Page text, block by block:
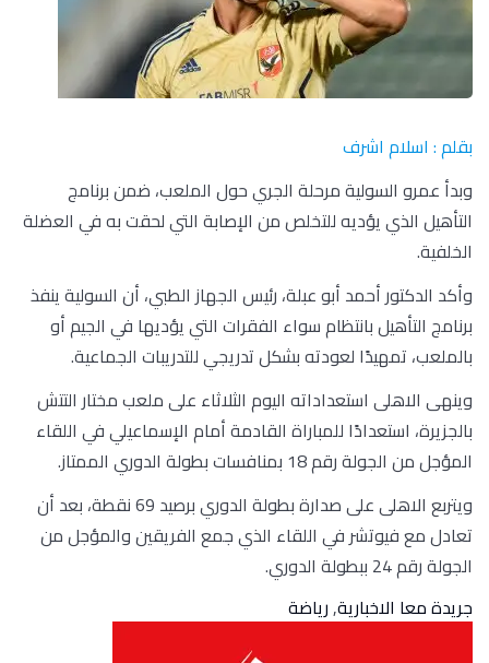
بقلم : اسلام اشرف
وبدأ عمرو السولية مرحلة الجري حول الملعب، ضمن برنامج
التأهيل الذي يؤديه للتخلص من الإصابة التي لحقت به في العضلة
الخلفية.
وأكد الدكتور أحمد أبو عبلة، رئيس الجهاز الطبي، أن السولية ينفذ
برنامج التأهيل بانتظام سواء الفقرات التي يؤديها في الجيم أو
بالملعب، تمهيدًا لعودته بشكل تدريجي للتدريبات الجماعية.
وينهى الاهلى استعداداته اليوم الثلاثاء على ملعب مختار التتش
بالجزيرة، استعدادًا للمباراة القادمة أمام الإسماعيلي في اللقاء
المؤجل من الجولة رقم 18 بمنافسات بطولة الدوري الممتاز.
ويتربع الاهلى على صدارة بطولة الدوري برصيد 69 نقطة، بعد أن
تعادل مع فيوتشر في اللقاء الذي جمع الفريقين والمؤجل من
الجولة رقم 24 ببطولة الدوري.
جريدة معا الاخبارية,رياضة